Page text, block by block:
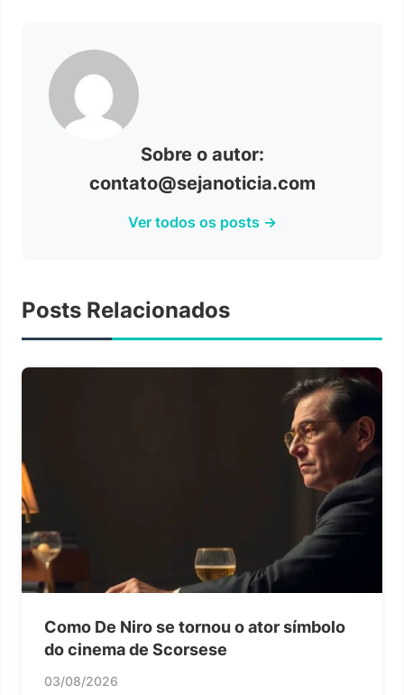
Sobre o autor:
contato@sejanoticia.com
Ver todos os posts →
Posts Relacionados
Como De Niro se tornou o ator símbolo
do cinema de Scorsese
03/08/2026